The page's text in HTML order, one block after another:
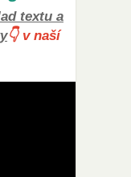
textu a
👇 v naší